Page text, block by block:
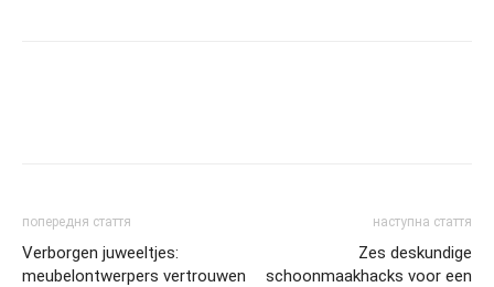
попередня стаття
Verborgen juweeltjes:
meubelontwerpers vertrouwen
наступна стаття
Zes deskundige
schoonmaakhacks voor een